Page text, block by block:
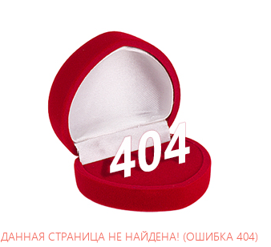
ДАННАЯ СТРАНИЦА НЕ НАЙДЕНА! (ОШИБКА 404)